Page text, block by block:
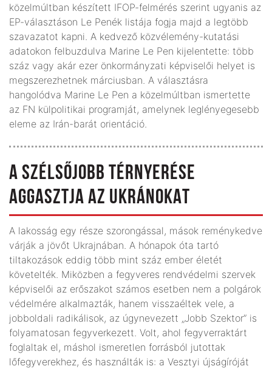
közel­múltban készített IFOP-felmérés szerint ugyanis az
EP-választáson Le Penék listája fogja majd a legtöbb
szavazatot kapni. A kedvező közvélemény-kutatási
adatokon felbuzdulva Marine Le Pen kijelentette: több
száz vagy akár ezer önkormányzati képviselői helyet is
megszerezhetnek márciusban. A választásra
hangolódva Marine Le Pen a közelmúltban ismertette
az FN külpolitikai programját, amelynek leg­lényegesebb
eleme az Irán-barát orientáció.
A SZÉLSŐJOBB TÉRNYERÉSE
AGGASZTJA AZ UKRÁNOKAT
A lakosság egy része szorongással, mások reménykedve
várják a jövőt Ukrajnában. A hónapok óta tartó
tiltakozások eddig több mint száz ember életét
követelték. Miközben a fegyveres rendvédelmi szervek
képviselői az erőszakot számos esetben nem a polgárok
védelmére alkalmazták, hanem visszaéltek vele, a
jobboldali radikálisok, az úgynevezett „Jobb Szektor” is
folyamatosan fegyverkezett. Volt, ahol fegyverraktárt
foglaltak el, máshol ismeretlen forrásból jutottak
lőfegyverekhez, és használták is: a Vesztyi újságíróját